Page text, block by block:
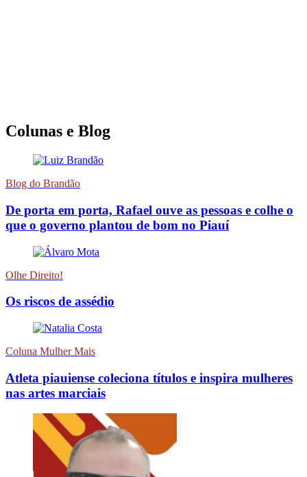
Colunas e Blog
Blog do Brandão
De porta em porta, Rafael ouve as pessoas e colhe o
que o governo plantou de bom no Piauí
Olhe Direito!
Os riscos de assédio
Coluna Mulher Mais
Atleta piauiense coleciona títulos e inspira mulheres
nas artes marciais